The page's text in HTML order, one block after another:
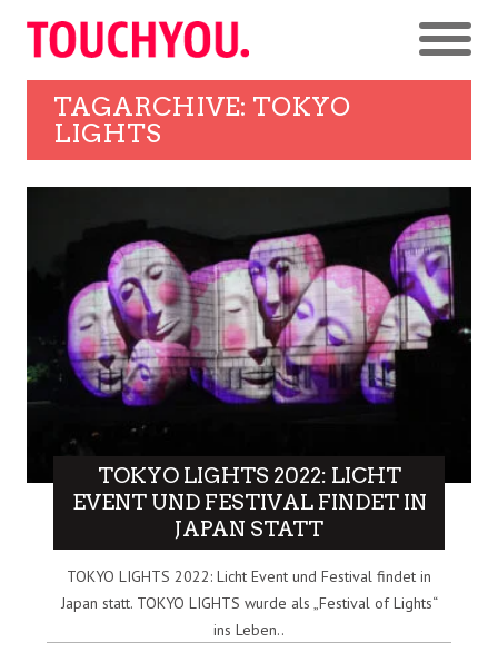
TAGARCHIVE: TOKYO
LIGHTS
TOKYO LIGHTS 2022: LICHT
EVENT UND FESTIVAL FINDET IN
JAPAN STATT
TOKYO LIGHTS 2022: Licht Event und Festival findet in
Japan statt. TOKYO LIGHTS wurde als „Festival of Lights“
ins Leben..